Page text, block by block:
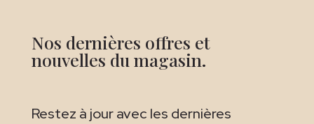
Nos dernières offres et
nouvelles du magasin.
Restez à jour avec les dernières